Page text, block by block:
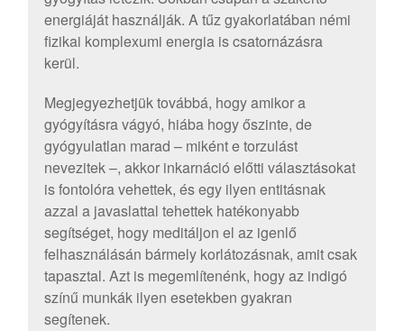
energiáját használják. A tűz gyakorlatában némi
fizikai komplexumi energia is csatornázásra
kerül.
Megjegyezhetjük továbbá, hogy amikor a
gyógyításra vágyó, hiába hogy őszinte, de
gyógyulatlan marad – miként e torzulást
nevezitek –, akkor inkarnáció előtti választásokat
is fontolóra vehettek, és egy ilyen entitásnak
azzal a javaslattal tehettek hatékonyabb
segítséget, hogy meditáljon el az igenlő
felhasználásán bármely korlátozásnak, amit csak
tapasztal. Azt is megemlítenénk, hogy az indigó
színű munkák ilyen esetekben gyakran
segítenek.